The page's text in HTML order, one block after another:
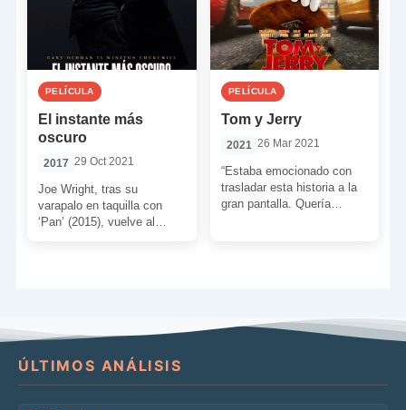
PELÍCULA
El instante más
oscuro
2017 29 Oct 2021
Joe Wright, tras su
varapalo en taquilla con
‘Pan’ (2015), vuelve al
PELÍCULA
Tom y Jerry
2021 26 Mar 2021
“Estaba emocionado con
trasladar esta historia a la
gran pantalla. Quería
ÚLTIMOS ANÁLISIS